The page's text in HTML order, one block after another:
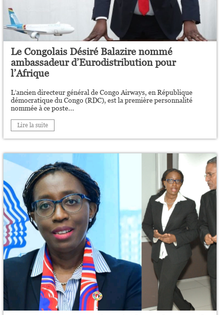
Le Congolais Désiré Balazire nommé
ambassadeur d’Eurodistribution pour
l’Afrique
L’ancien directeur général de Congo Airways, en République
démocratique du Congo (RDC), est la première personnalité
nommée à ce poste...
Lire la suite